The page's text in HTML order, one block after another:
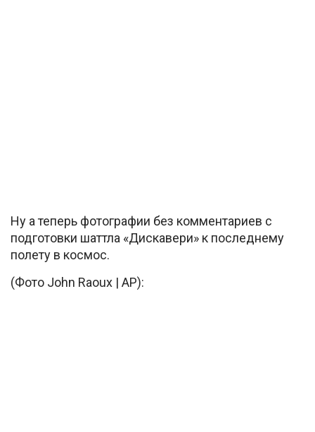
Ну а теперь фотографии без комментариев с
подготовки шаттла «Дискавери» к последнему
полету в космос.
(Фото John Raoux | AP):